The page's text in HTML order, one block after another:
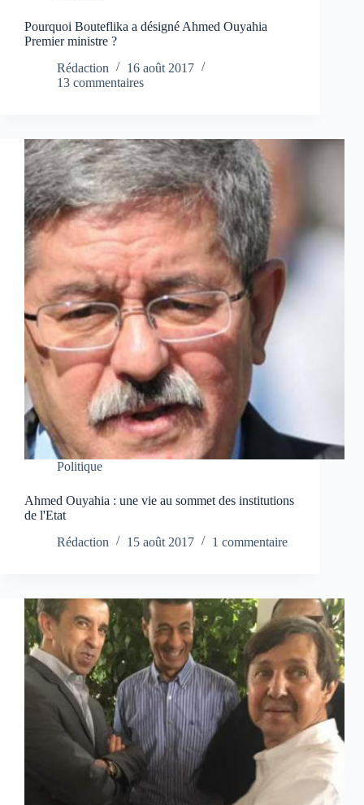
Pourquoi Bouteflika a désigné Ahmed Ouyahia
Premier ministre ?
Rédaction
16 août 2017
13 commentaires
Politique
Ahmed Ouyahia : une vie au sommet des institutions
de l'Etat
Rédaction
15 août 2017 1 commentaire